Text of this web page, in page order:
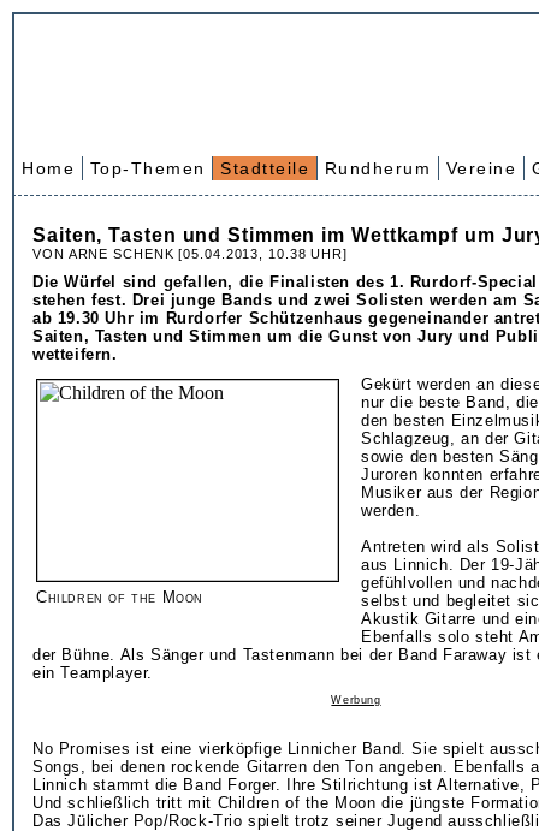
Home Top-Themen Stadtteile Rundherum Vereine
Saiten, Tasten und Stimmen im Wettkampf um
VON ARNE SCHENK [05.04.2013, 10.38 UHR]
Die Würfel sind gefallen, die Finalisten des 1. Rurdorf-
stehen fest. Drei junge Bands und zwei Solisten werden am
ab 19.30 Uhr im Rurdorfer Schützenhaus gegeneinander
Saiten, Tasten und Stimmen um die Gunst von Jury und
wetteifern.
Children of the Moon
Gekürt werden an
nur die beste Band,
den besten
Schlagzeug, an der
sowie den besten
Juroren konnten
Musiker aus der
werden.
Antreten wird als
aus Linnich. Der 19-
gefühlvollen und
selbst und begleitet
Akustik Gitarre und
Ebenfalls solo steht
der Bühne. Als Sänger und Tastenmann bei der Band Faraway ist
ein Teamplayer.
Werbung
No Promises ist eine vierköpfige Linnicher Band. Sie spielt
Songs, bei denen rockende Gitarren den Ton angeben. Ebenfalls
Linnich stammt die Band Forger. Ihre Stilrichtung ist Alternative,
Und schließlich tritt mit Children of the Moon die jüngste
Das Jülicher Pop/Rock-Trio spielt trotz seiner Jugend